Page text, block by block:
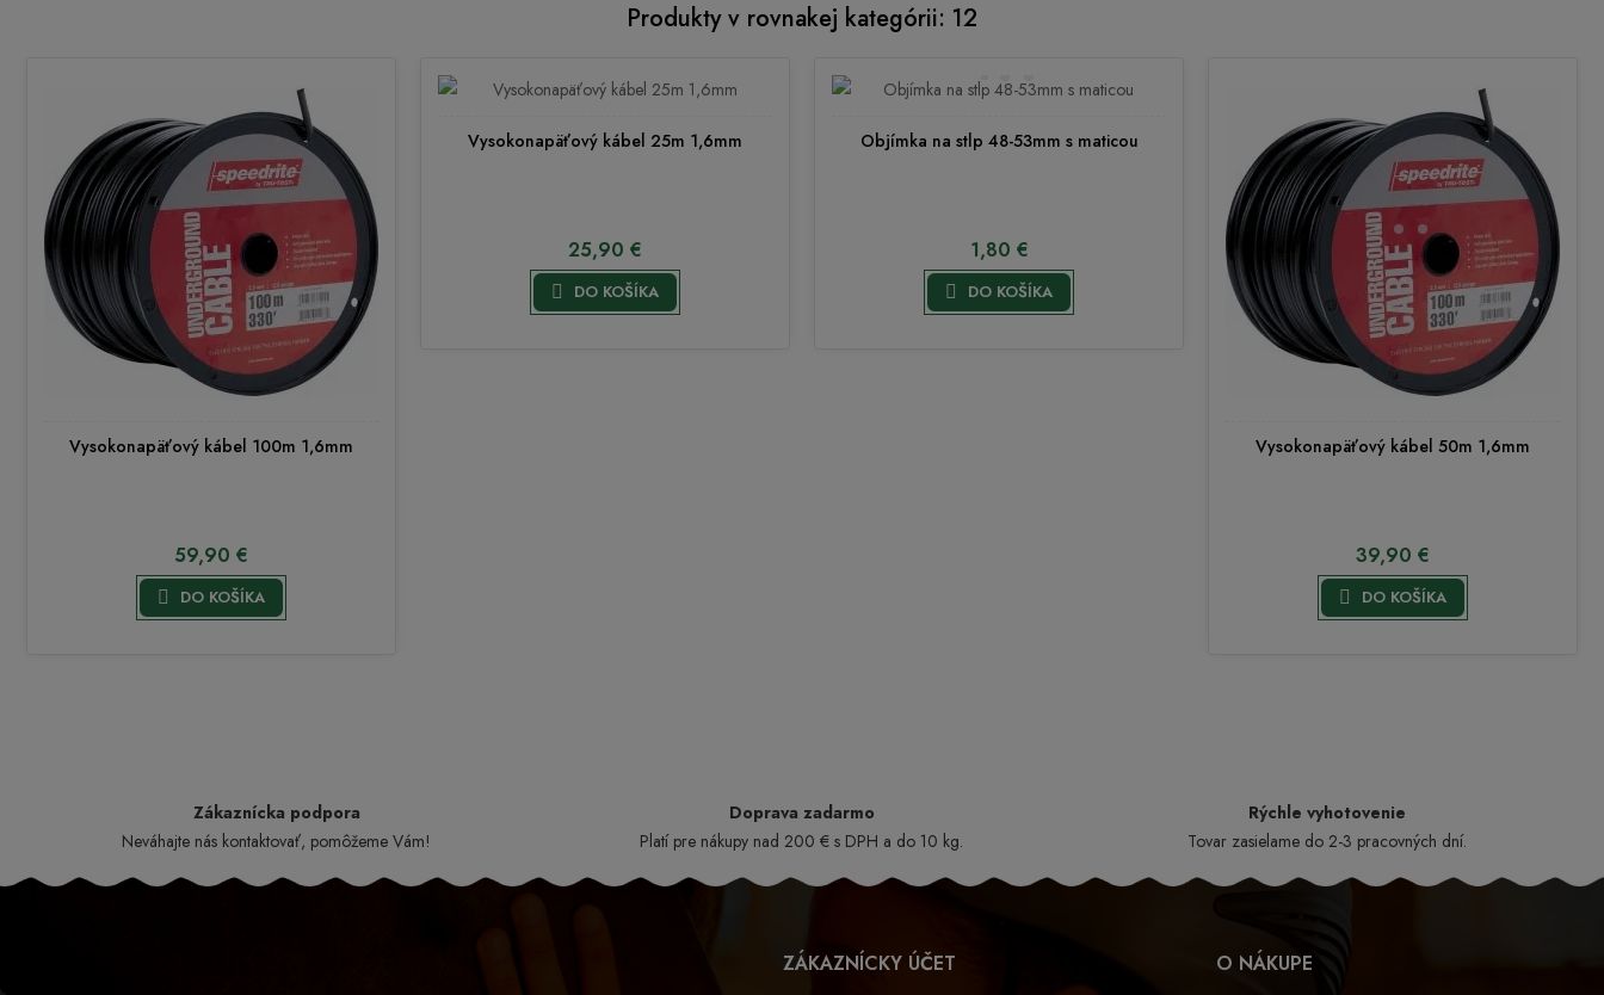
Produkty v rovnakej kategórii: 12
Vysokonapäťový kábel 100m 1,6mm
59,90 €

DO KOŠÍKA
Vysokonapäťový kábel 25m 1,6mm
25,90 €

DO KOŠÍKA
Objímka na stlp 48-53mm s maticou
1,80 €

DO KOŠÍKA
Vysokonapäťový kábel 50m 1,6mm
39,90 €

DO KOŠÍKA
Zákaznícka podpora
Neváhajte nás kontaktovať, pomôžeme Vám!
Doprava zadarmo
Platí pre nákupy nad 200 € s DPH a do 10 kg.
Rýchle vyhotovenie
Tovar zasielame do 2-3 pracovných dní.
ZÁKAZNÍCKY ÚČET O NÁKUPE